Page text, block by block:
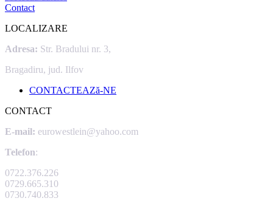
Contact
LOCALIZARE
Adresa: Str. Bradului nr. 3,
Bragadiru, jud. Ilfov
CONTACTEAZă-NE
CONTACT
E-mail: eurowestlein@yahoo.com
Telefon:
0722.376.226
0729.665.310
0730.740.833